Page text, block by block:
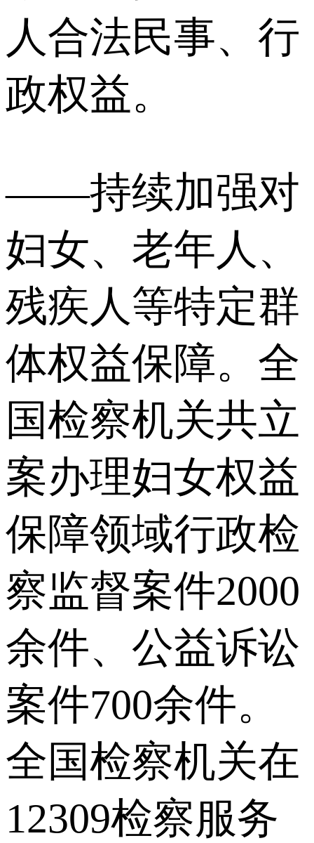
人合法民事、行
政权益。
——持续加强对
妇女、老年人、
残疾人等特定群
体权益保障。全
国检察机关共立
案办理妇女权益
保障领域行政检
察监督案件2000
余件、公益诉讼
案件700余件。
全国检察机关在
12309检察服务